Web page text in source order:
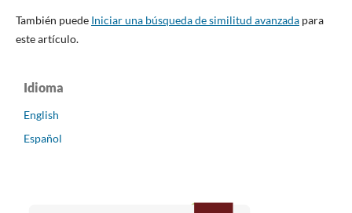
También puede Iniciar una búsqueda de similitud avanzadapara
este artículo.
Idioma
English
Español